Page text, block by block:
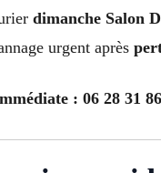
dimanche Salon
urgent après
: 06 28 31